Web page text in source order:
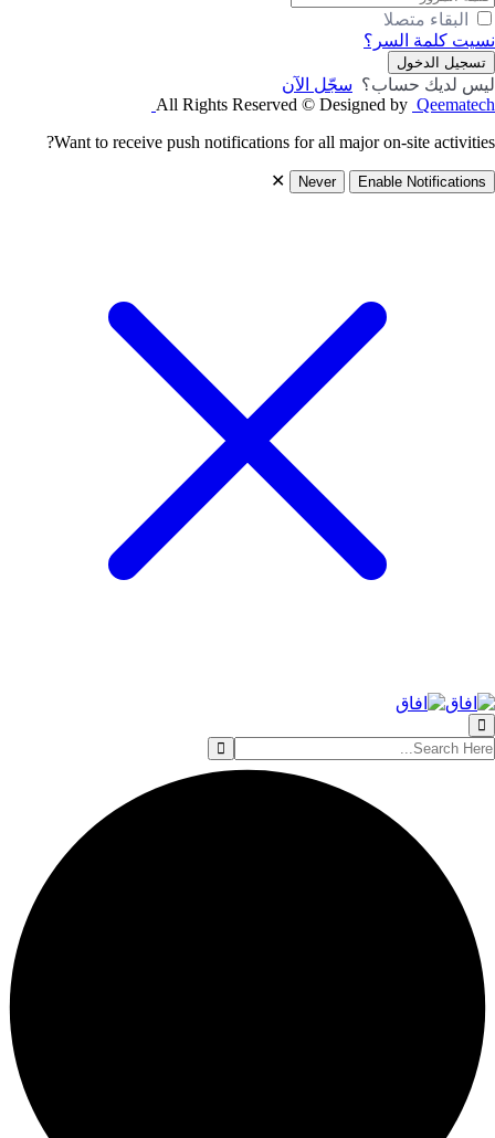
البقاء متصلا
نسيت كلمة السر؟
تسجيل الدخول
ليس لديك حساب؟ سجّل الآن
All Rights Reserved © Designed by Qeematech
Want to receive push notifications for all major on-site activities?
Enable Notifications
Never
✕